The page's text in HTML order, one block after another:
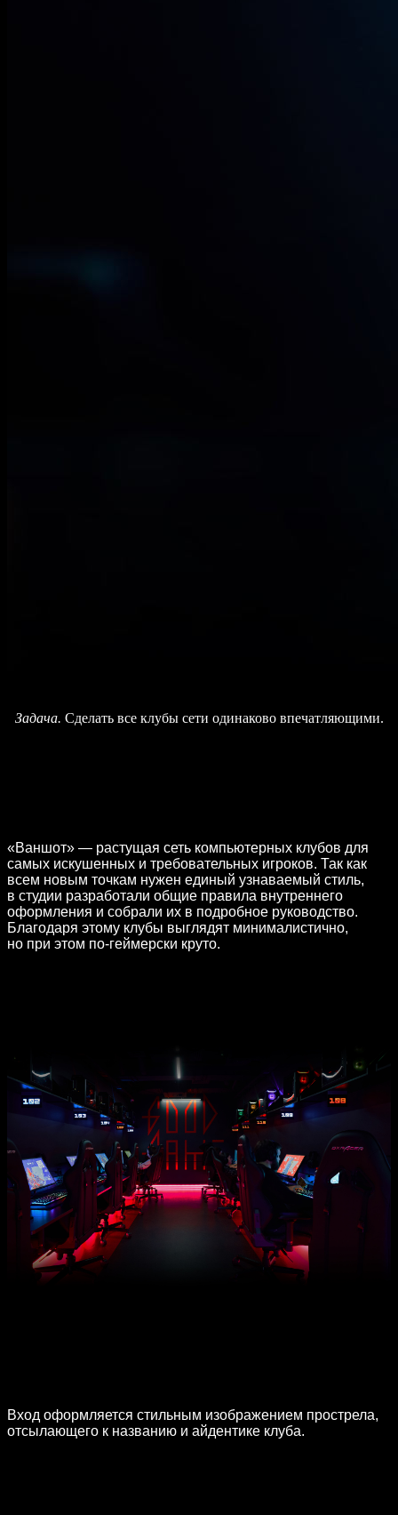
Задача. Сделать все клубы сети одинаково впечатляющими.
«Ваншот» — растущая сеть компьютерных клубов для
самых искушенных и требовательных игроков. Так как
всем новым точкам нужен единый узнаваемый стиль,
в студии разработали общие правила внутреннего
оформления и собрали их в подробное руководство.
Благодаря этому клубы выглядят минималистично,
но при этом по-геймерски круто.
Вход оформляется стильным изображением прострела,
отсылающего к названию и айдентике клуба.